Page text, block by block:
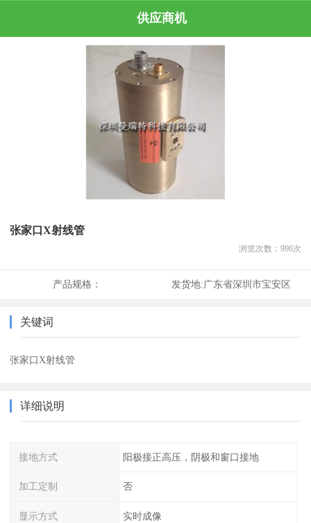
供应商机
张家口X射线管
浏览次数： 996次
产品规格： 发货地:广东省深圳市宝安区
关键词
张家口X射线管
详细说明
接地方式 阳极接正高压，阴极和窗口接地
加工定制 否
显示方式 实时成像